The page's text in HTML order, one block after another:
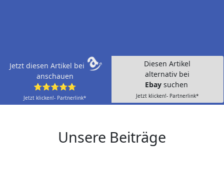
Jetzt diesen Artikel bei
anschauen
⭐⭐⭐⭐⭐
Jetzt klicken!- Partnerlink*
Diesen Artikel
alternativ bei
Ebay suchen
Jetzt klicken!- Partnerlink*
Unsere Beiträge